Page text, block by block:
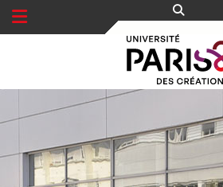
Panneau de gestion des cookies